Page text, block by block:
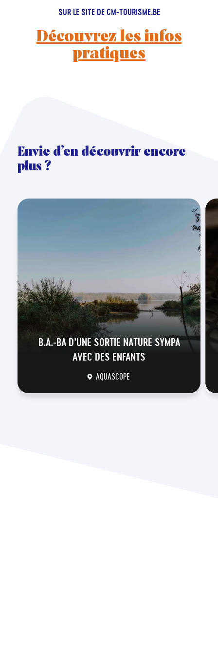
SUR LE SITE DE CM-TOURISME.BE
Découvrez les infos
pratiques
Envie d’en découvrir encore
plus ?
B.A.-BA D’UNE SORTIE NATURE SYMPA
AVEC DES ENFANTS
AQUASCOPE